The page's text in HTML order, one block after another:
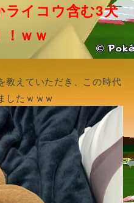
ライコウ含む3犬
ｗｗ
教えていただき、この時代
したｗｗｗ